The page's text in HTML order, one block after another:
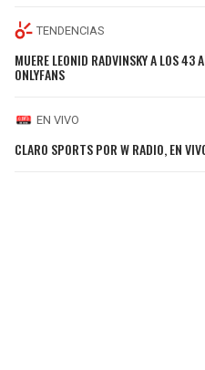
TENDENCIAS
MUERE LEONID RADVINSKY A LOS 43
ONLYFANS
EN VIVO
CLARO SPORTS POR W RADIO, EN